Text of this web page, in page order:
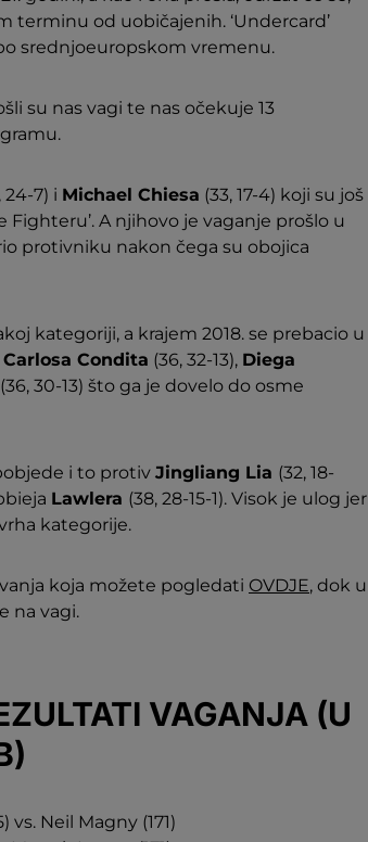
terminu od uobičajenih. ‘Undercard’
srednjoeuropskom vremenu.
su nas vagi te nas očekuje 13
24-7) i Michael Chiesa (33, 17-4) koji su još
A njihovo je vaganje prošlo u
protivniku nakon čega su obojica
kategoriji, a krajem 2018. se prebacio u
Carlosa Condita (36, 32-13), Diega
(36, 30-13) što ga je dovelo do osme
i to protiv Jingliang Lia (32, 18-
Lawlera (38, 28-15-1). Visok je ulog jer
kategorije.
koja možete pogledati OVDJE, dok u
na vagi.
VAGANJA (U
vs. Neil Magny (171)